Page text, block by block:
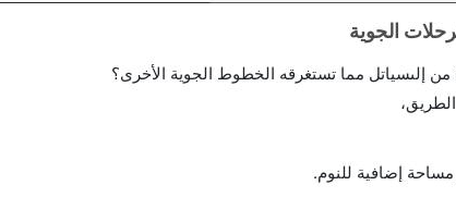
إلىسياتل مما تستغرقه الخطوط الجوية الأخرى؟
إضافية للنوم.